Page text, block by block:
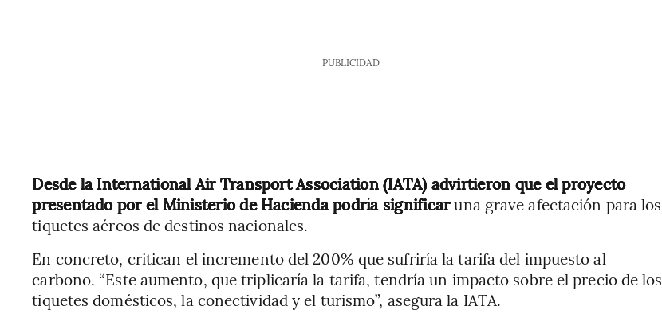
PUBLICIDAD
Desde la International Air Transport Association (IATA) advirtieron que el proyecto
presentado por el Ministerio de Hacienda podría significaruna grave afectación para los
tiquetes aéreos de destinos nacionales.
En concreto, critican el incremento del 200% que sufriría la tarifa del impuesto al
carbono. “Este aumento, que triplicaría la tarifa, tendría un impacto sobre el precio de los
tiquetes domésticos, la conectividad y el turismo”, asegura la IATA.